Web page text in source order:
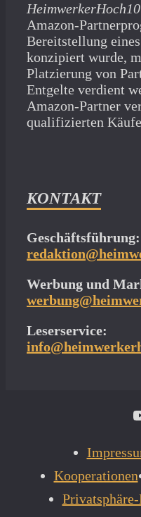
HeimwerkerHoch10
Amazon-
Bereitstellung
konzipiert wurde,
Platzierung von
Entgelte verdient
Amazon-Partner
qualifizierten
KONTAKT
Geschäftsführung:
Werbung und
Leserservice:
Kooperationen